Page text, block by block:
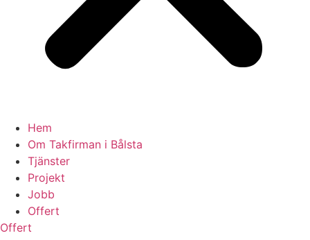
Hem
Om Takfirman i Bålsta
Tjänster
Projekt
Jobb
Offert
Offert